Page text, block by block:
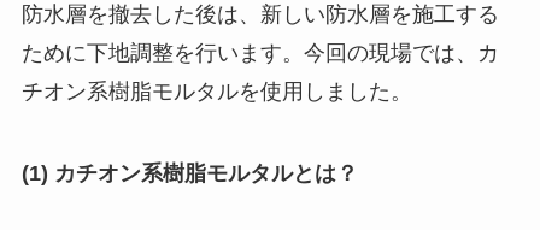
防水層を撤去した後は、新しい防水層を施工する
ために下地調整を行います。今回の現場では、カ
チオン系樹脂モルタルを使用しました。
(1) カチオン系樹脂モルタルとは？